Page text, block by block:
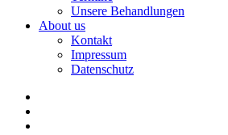
Unsere Behandlungen
About us
Kontakt
Impressum
Datenschutz